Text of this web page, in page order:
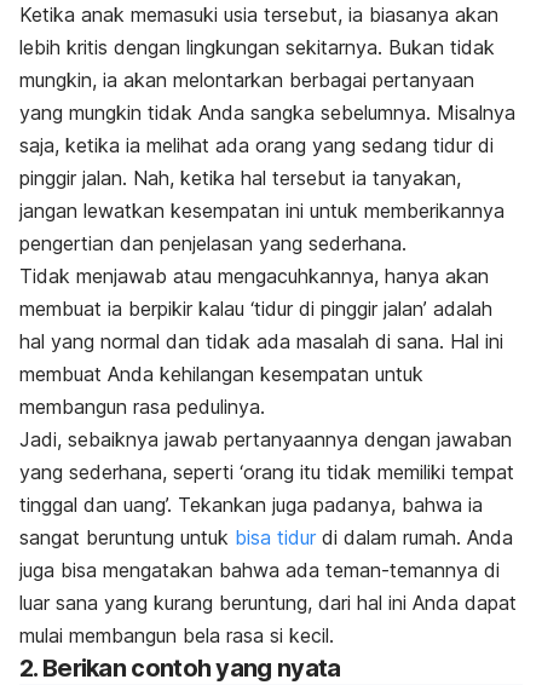
Ketika anak memasuki usia tersebut, ia biasanya akan
lebih kritis dengan lingkungan sekitarnya. Bukan tidak
mungkin, ia akan melontarkan berbagai pertanyaan
yang mungkin tidak Anda sangka sebelumnya. Misalnya
saja, ketika ia melihat ada orang yang sedang tidur di
pinggir jalan. Nah, ketika hal tersebut ia tanyakan,
jangan lewatkan kesempatan ini untuk memberikannya
pengertian dan penjelasan yang sederhana.
Tidak menjawab atau mengacuhkannya, hanya akan
membuat ia berpikir kalau ‘tidur di pinggir jalan’ adalah
hal yang normal dan tidak ada masalah di sana. Hal ini
membuat Anda kehilangan kesempatan untuk
membangun rasa pedulinya.
Jadi, sebaiknya jawab pertanyaannya dengan jawaban
yang sederhana, seperti ‘orang itu tidak memiliki tempat
tinggal dan uang’. Tekankan juga padanya, bahwa ia
sangat beruntung untuk bisa tidur di dalam rumah. Anda
juga bisa mengatakan bahwa ada teman-temannya di
luar sana yang kurang beruntung, dari hal ini Anda dapat
mulai membangun bela rasa si kecil.
2. Berikan contoh yang nyata